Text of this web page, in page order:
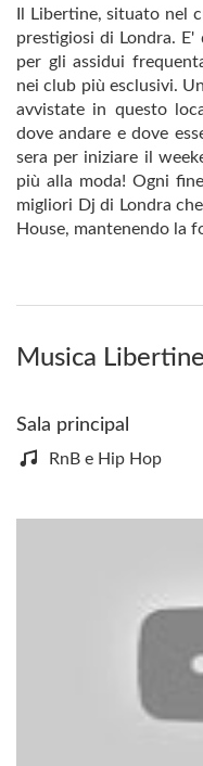
Il Libertine, situato nel
prestigiosi di Londra.
per gli assidui
nei club più esclusivi.
avvistate in questo
dove andare e dove
sera per iniziare il
più alla moda! Ogni
migliori Dj di Londra
House, mantenendo la
Musica
Sala principal
RnB e Hip Hop